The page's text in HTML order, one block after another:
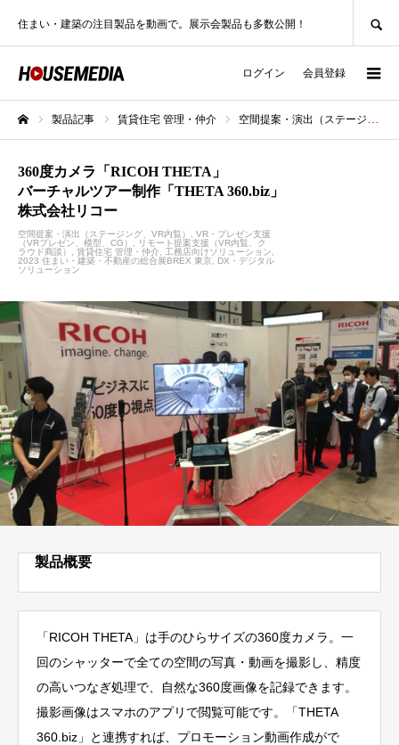
住まい・建築の注目製品を動画で。展示会製品も多数公開！
ログイン 会員登録
製品記事 賃貸住宅 管理・仲介 空間提案・演出（ステージング、VR内覧）
360度カメラ「RICOH THETA」
バーチャルツアー制作「THETA 360.biz」
株式会社リコー
空間提案・演出（ステージング、VR内覧）
VR・プレゼン支援
（VRプレゼン、模型、CG）
リモート提案支援（VR内覧、ク
ラウド商談）
賃貸住宅 管理・仲介
工務店向けソリューション
2023 住まい・建築・不動産の総合展BREX 東京
DX・デジタル
ソリューション
製品概要
「RICOH THETA」は手のひらサイズの360度カメラ。一
回のシャッターで全ての空間の写真・動画を撮影し、精度
の高いつなぎ処理で、自然な360度画像を記録できます。
撮影画像はスマホのアプリで閲覧可能です。「THETA
360.biz」と連携すれば、プロモーション動画作成がで